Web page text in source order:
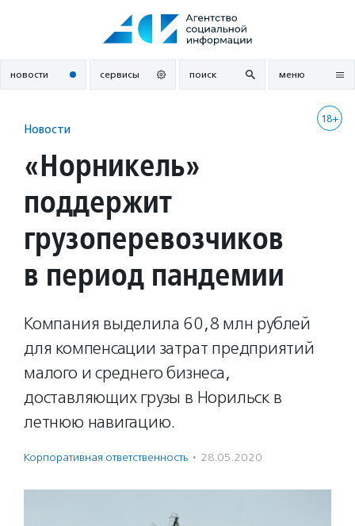
новости сервисы поиск меню
18+
Новости
«Норникель»
поддержит
грузоперевозчиков
в период пандемии
Компания выделила 60,8 млн рублей
для компенсации затрат предприятий
малого и среднего бизнеса,
доставляющих грузы в Норильск в
летнюю навигацию.
Корпоративная ответственность · 28.05.2020